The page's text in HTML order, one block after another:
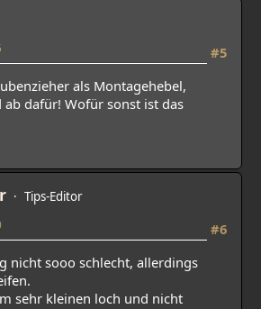
#5
als Montagehebel,
ab dafür! Wofür sonst ist das
Tips-Editor
#6
nicht sooo schlecht, allerdings
sehr kleinen loch und nicht